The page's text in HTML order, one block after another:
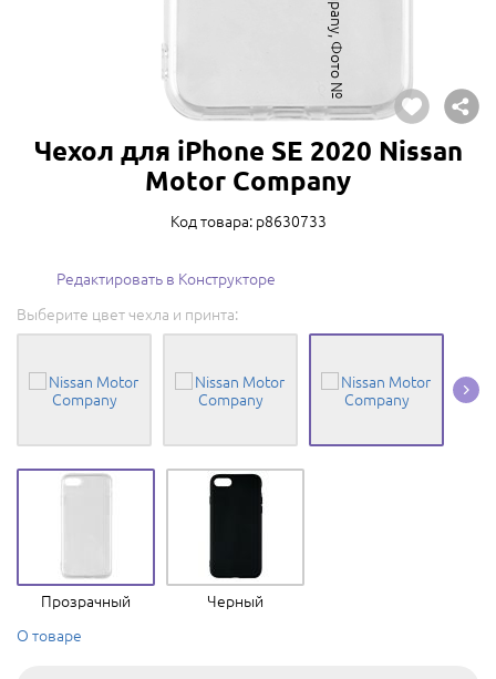
Чехол для iPhone SE 2020 Nissan
Motor Company
Код товара: p8630733
Редактировать в Конструкторе
Выберите цвет чехла и принта:
Прозрачный
Черный
О товаре